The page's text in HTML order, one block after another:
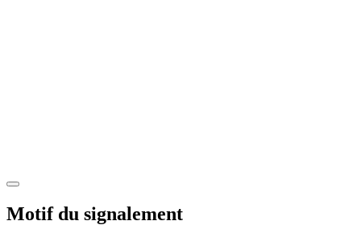
Motif du signalement